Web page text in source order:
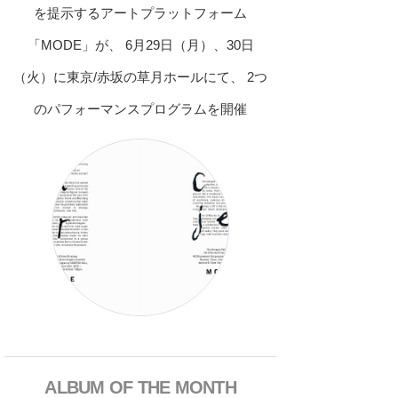
を提示するアートプラットフォーム
「MODE」が、 6月29日（月）、30日
（火）に東京/赤坂の草月ホールにて、 2つ
のパフォーマンスプログラムを開催
ALBUM OF THE MONTH